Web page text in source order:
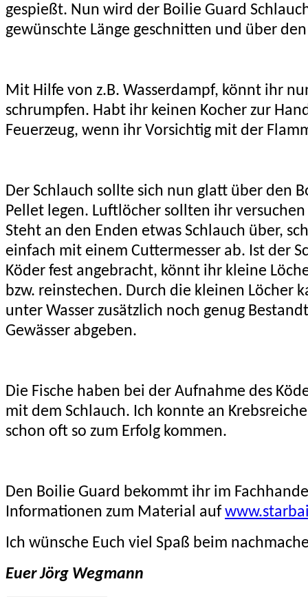
gespießt. Nun wird der Boilie Guard
gewünschte Länge geschnitten und über
Mit Hilfe von z.B. Wasserdampf, könnt ihr
schrumpfen. Habt ihr keinen Kocher zur
Feuerzeug, wenn ihr Vorsichtig mit der
Der Schlauch sollte sich nun glatt über den
Pellet legen. Luftlöcher sollten ihr
Steht an den Enden etwas Schlauch über,
einfach mit einem Cuttermesser ab. Ist der
Köder fest angebracht, könnt ihr kleine
bzw. reinstechen. Durch die kleinen Löcher
unter Wasser zusätzlich noch genug
Gewässer abgeben.
Die Fische haben bei der Aufnahme des
mit dem Schlauch. Ich konnte an
schon oft so zum Erfolg kommen.
Den Boilie Guard bekommt ihr im
Informationen zum Material auf
Ich wünsche Euch viel Spaß beim
Euer Jörg Wegmann